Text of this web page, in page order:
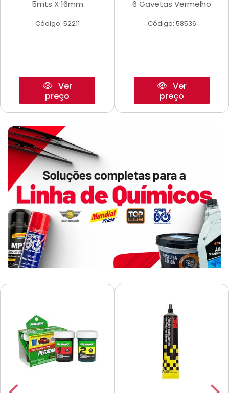
5mts X 16mm
Código: 52211
Ver
preço
6 Gavetas Vermelho
Código: 58536
Ver
preço